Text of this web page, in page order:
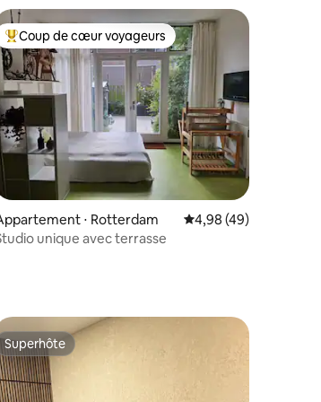
sur 5sur la base de 98 commentaires : 4,83 sur 5
Coups de cœur voyageurs les plus appréciés
Coup de cœur voyageurs
⋅ Rotterdam Évaluation moyenne
4,98 (49)
unique avec terrasse
Superhôte
Superhôte